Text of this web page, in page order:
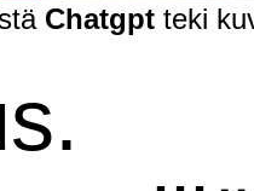
Chatgpt teki